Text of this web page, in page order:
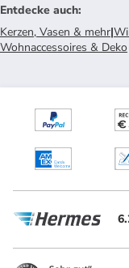
Entdecke auch:
Kerzen, Vasen & mehr|
Wohnaccessoires & Deko